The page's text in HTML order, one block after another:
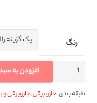
رنگ
جاروبرقی
وات
افزودن به
طبقه بندی :جارو برقی,جاروبرقی و